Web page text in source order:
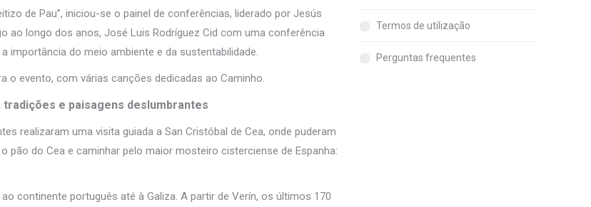
de Pau”, iniciou-se o painel de conferências, liderado por Jesús
ao longo dos anos, José Luis Rodríguez Cid com uma conferência
importância do meio ambiente e da sustentabilidade.
o evento, com várias canções dedicadas ao Caminho.
e paisagens deslumbrantes
realizaram uma visita guiada a San Cristóbal de Cea, onde puderam
do Cea e caminhar pelo maior mosteiro cisterciense de Espanha:
continente português até à Galiza. A partir de Verín, os últimos 170
Termos de utilização
Perguntas frequentes